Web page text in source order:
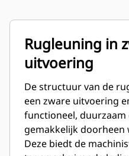
Rugleuning in
uitvoering
De structuur van de
een zware uitvoering
functioneel, duurzaam
gemakkelijk doorheen
Deze biedt de